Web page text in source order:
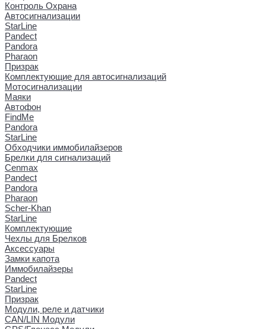
Контроль Охрана
Автосигнализации
StarLine
Pandect
Pandora
Pharaon
Призрак
Комплектующие для автосигнализаций
Мотосигнализации
Маяки
Автофон
FindMe
Pandora
StarLine
Обходчики иммобилайзеров
Брелки для сигнализаций
Cenmax
Pandect
Pandora
Pharaon
Scher-Khan
StarLine
Комплектующие
Чехлы для Брелков
Аксессуары
Замки капота
Иммобилайзеры
Pandect
StarLine
Призрак
Модули, реле и датчики
CAN/LIN Модули